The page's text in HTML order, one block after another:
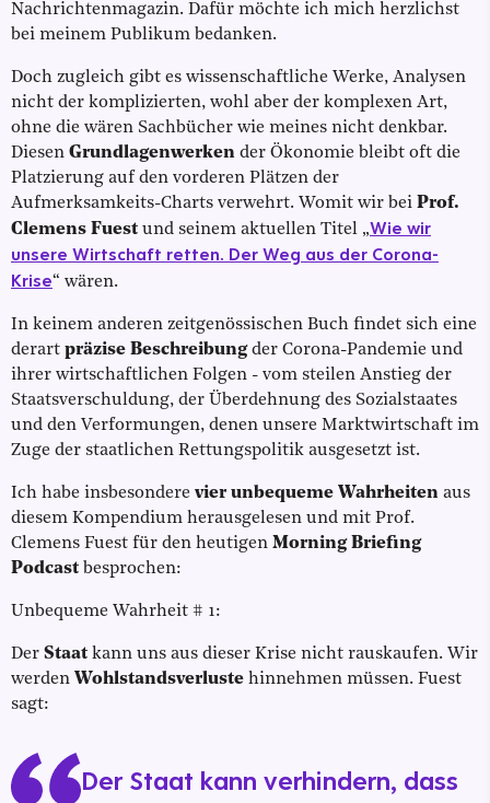
Nachrichtenmagazin. Dafür möchte ich mich herzlichst
bei meinem Publikum bedanken.
Doch zugleich gibt es wissenschaftliche Werke, Analysen
nicht der komplizierten, wohl aber der komplexen Art,
ohne die wären Sachbücher wie meines nicht denkbar.
Diesen Grundlagenwerken der Ökonomie bleibt oft die
Platzierung auf den vorderen Plätzen der
Aufmerksamkeits-Charts verwehrt. Womit wir bei Prof.
Clemens Fuest und seinem aktuellen Titel „Wie wir
unsere Wirtschaft retten. Der Weg aus der Corona-
Krise“ wären.
In keinem anderen zeitgenössischen Buch findet sich eine
derart präzise Beschreibungder Corona-Pandemie und
ihrer wirtschaftlichen Folgen - vom steilen Anstieg der
Staatsverschuldung, der Überdehnung des Sozialstaates
und den Verformungen, denen unsere Marktwirtschaft im
Zuge der staatlichen Rettungspolitik ausgesetzt ist.
Ich habe insbesondere vier unbequeme Wahrheiten aus
diesem Kompendium herausgelesen und mit Prof.
Clemens Fuest für den heutigen Morning Briefing
Podcast besprochen:
Unbequeme Wahrheit # 1:
Der Staat kann uns aus dieser Krise nicht rauskaufen. Wir
werden Wohlstandsverluste hinnehmen müssen. Fuest
sagt:
Der Staat kann verhindern, dass